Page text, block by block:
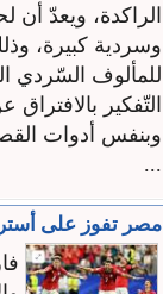
الراكدة، ويعدّ أن
وسردية كبيرة،
للمألوف السّردي
التّفكير
وبنفس أدوات
...
مصر تفوز على أستراليا